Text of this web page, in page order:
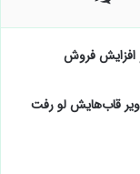
افزایش فروش